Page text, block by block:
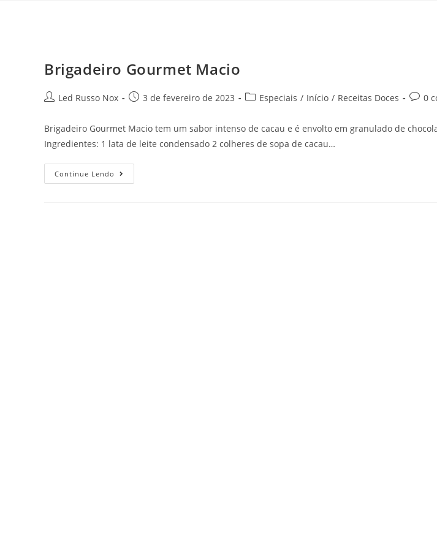
Brigadeiro Gourmet Macio
Led Russo Nox 3 de fevereiro de 2023 Especiais / Início / Receitas Doces 0
Brigadeiro Gourmet Macio tem um sabor intenso de cacau e é envolto em granulado de
Ingredientes: 1 lata de leite condensado 2 colheres de sopa de cacau…
Continue Lendo